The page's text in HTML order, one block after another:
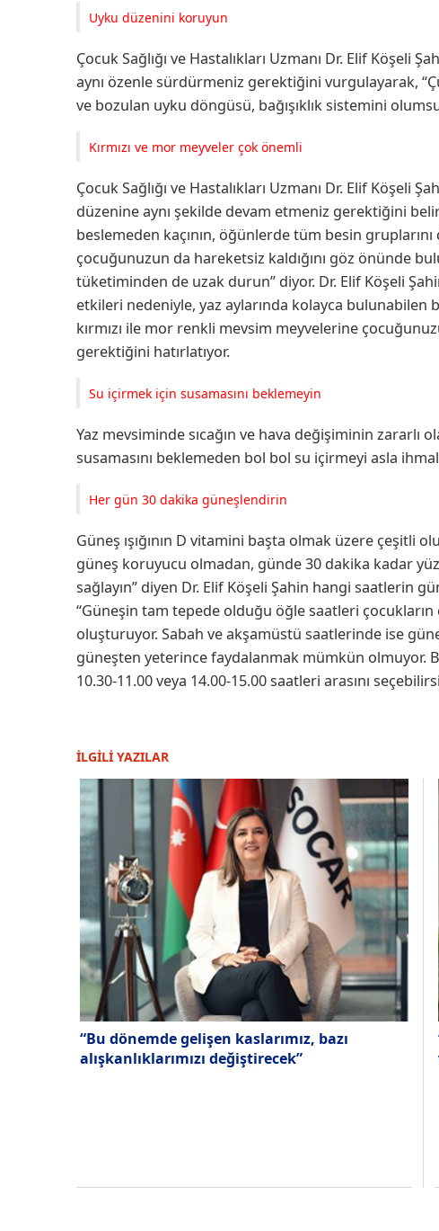
Uyku düzenini koruyun
Çocuk Sağlığı ve Hastalıkları Uzmanı Dr. Elif
aynı özenle sürdürmeniz gerektiğini vurgulayarak,
ve bozulan uyku döngüsü, bağışıklık sistemini
Kırmızı ve mor meyveler çok önemli
Çocuk Sağlığı ve Hastalıkları Uzmanı Dr. Elif Köşeli
düzenine aynı şekilde devam etmeniz gerektiğini
beslemeden kaçının, öğünlerde tüm besin
çocuğunuzun da hareketsiz kaldığını göz önünde
tüketiminden de uzak durun” diyor. Dr. Elif Köşeli
etkileri nedeniyle, yaz aylarında kolayca
kırmızı ile mor renkli mevsim meyvelerine
gerektiğini hatırlatıyor.
Su içirmek için susamasını beklemeyin
Yaz mevsiminde sıcağın ve hava değişiminin
susamasını beklemeden bol bol su içirmeyi asla
Her gün 30 dakika güneşlendirin
Güneş ışığının D vitamini başta olmak üzere çeşitli
güneş koruyucu olmadan, günde 30 dakika kadar
sağlayın” diyen Dr. Elif Köşeli Şahin hangi saatlerin
“Güneşin tam tepede olduğu öğle saatleri
oluşturuyor. Sabah ve akşamüstü saatlerinde ise
güneşten yeterince faydalanmak mümkün olmuyor.
10.30-11.00 veya 14.00-15.00 saatleri arasını
İLGİLİ YAZILAR
“Bu dönemde gelişen kaslarımız, bazı
alışkanlıklarımızı değiştirecek”